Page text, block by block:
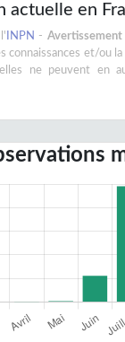
actuelle en
INPN - Avertissement
connaissances et/ou
ne peuvent en